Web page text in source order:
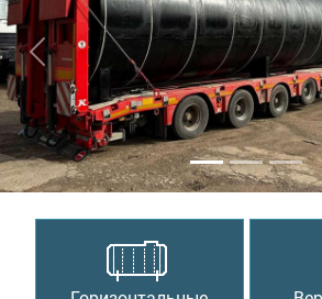
Предыдущий